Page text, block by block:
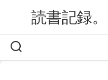
読書記録